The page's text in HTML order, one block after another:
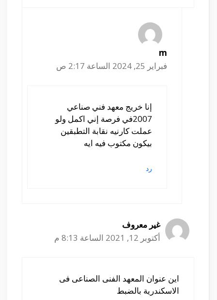
m
فبراير 25, 2024 الساعة 2:17 ص
إنا خريج معهد فني صناعي
2007في فرصة إني اكمل ولو
عملت كارنيه نقابة التطبقين
بيكون مكتوب فيه ايه
رد
غير معروف
أكتوبر 12, 2021 الساعة 8:13 م
اين عنوان المعهد الفنى الصناعى فى
الاسكندرية بالضبط